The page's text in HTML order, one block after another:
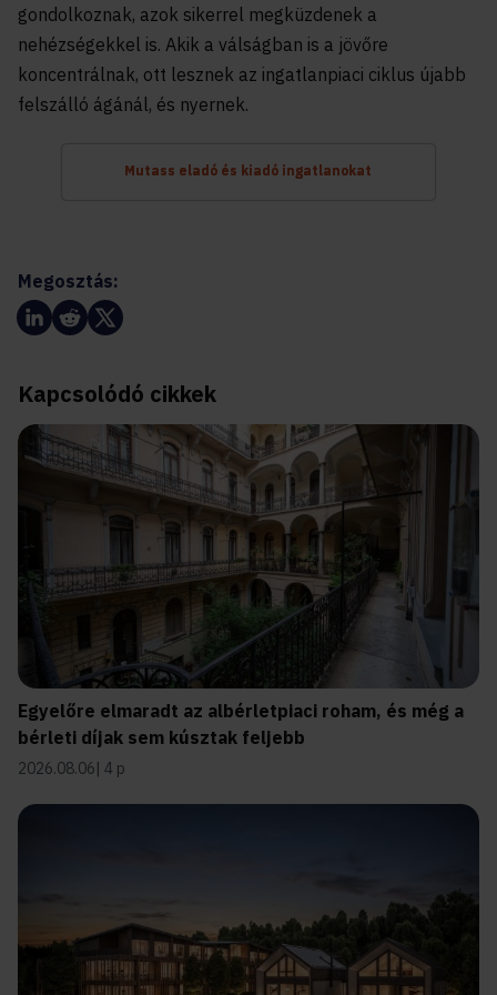
gondolkoznak, azok sikerrel megküzdenek a
nehézségekkel is. Akik a válságban is a jövőre
koncentrálnak, ott lesznek az ingatlanpiaci ciklus újabb
felszálló ágánál, és nyernek.
Mutass eladó és kiadó ingatlanokat
Megosztás:
Kapcsolódó cikkek
Egyelőre elmaradt az albérletpiaci roham, és még a
bérleti díjak sem kúsztak feljebb
2026.08.06 4 p